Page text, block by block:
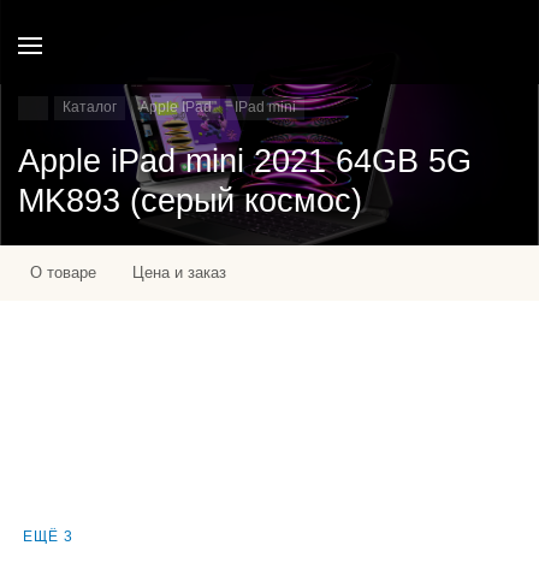
Каталог Apple IPad IPad mini
Apple iPad mini 2021 64GB 5G
MK893 (серый космос)
О товаре Цена и заказ
ЕЩЁ 3